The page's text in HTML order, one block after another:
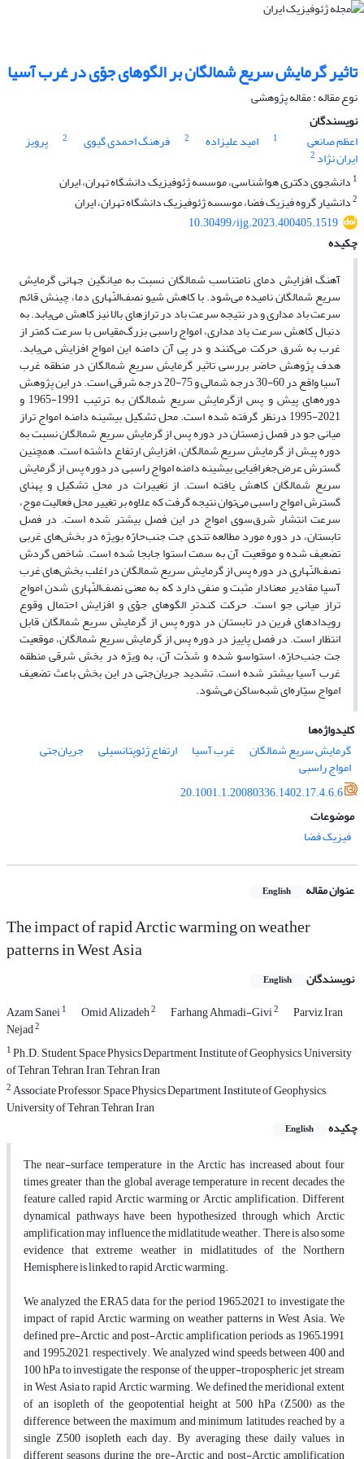
تاثیر گرمایش سریع شمالگان بر الگوهای جوّی در غرب آسیا
نوع مقاله : مقاله پژوهشی‌
نویسندگان
اعظم صانعی
1 امید علیزاده 2 فرهنگ احمدی گیوی 2 پرویز
ایران نژاد 2
1 دانشجوی دکتری هواشناسی، موسسه ژئوفیزیک دانشگاه تهران، ایران
2دانشیار گروه فیزیک فضا، موسسه ژئوفیزیک دانشگاه تهران، ایران
10.30499/ijg.2023.400405.1519
چکیده
آهنگ افزایش دمای نامتناسب شمالگان نسبت به میانگین جهانی گرمایش
سریع شمالگان نامیده می‌شود. با کاهش‌ شیو نصف‌النّهاری‌ دما،‌ چینش قائم
سرعت‌ باد مداری و در نتیجه سرعت باد در ترازهای‌ بالا نیز کاهش‌ می‌یابد. به‌
دنبال کاهش‌ سرعت‌ باد مداری‌، امواج راسبی‌ بزرگ‌مقیاس با سرعت‌ کمتر از
غرب به‌ شرق حرکت‌ می‌کنند و در پی‌ آن دامنه‌ این امواج افزایش‌ می‌یابد.
هدف پژوهش حاضر بررسی تاثیر گرمایش سریع شمالگان در منطقه غرب
آسیا واقع در 60-30 درجه شمالی و 75-20 درجه شرقی است. در این پژوهش
دوره‌های پیش و پس ازگرمایش سریع شمالگان به ترتیب 1991-1965 و
2021-1995 درنظر گرفته شده است. محل تشکیل بیشینه دامنه امواج تراز
میانی جو در فصل زمستان در دوره پس از گرمایش سریع شمالگان نسبت به
دوره پیش از گرمایش سریع شمالگان، افزایشِ ارتفاع داشته است. همچنین
گسترش عرض‌جغرافیایی بیشینه دامنه امواج راسبی در دوره پس از گرمایش
سریع شمالگان کاهش یافته است. از تغییرات در محلِ تشکیل و پهنای
گسترش امواج راسبی می‌توان نتیجه گرفت که علاوه بر تغییر محل فعالیت موج،
سرعت انتشار شرق‌سوی امواج در این فصل بیشتر شده است. در فصل
تابستان، در دوره مورد مطالعه تندی جت جنب‌حارّه بویژه در بخش‌های غربی
تضعیف شده و موقعیت آن به سمت استوا جابجا شده است. شاخص گردش
نصف‌النّهاری در دوره پس از گرمایش سریع شمالگان در اغلب بخش‌های غرب
آسیا مقادیر معنادار مثبت و منفی دارد که به معنی نصف‌النّهاری شدن امواج
تراز میانی جو است. حرکت کند‌ترِ الگوهای جوّی و افزایش احتمال وقوع
رویدادهای فرین در تابستان در دوره پس از گرمایش سریع شمالگان قابل
انتظار است. در فصل پاییز در دوره پس از گرمایش سریع شمالگان، موقعیت
جت جنب‌حارّه، استواسو شده و شدّت آن، به ویژه در بخش شرقی منطقه
غرب آسیا بیشتر شده است. تشدید جریان‌جتی در این بخش باعث تضعیف
امواج سیّا‌ره‌ای شبه‌ساکن می‌شود.
کلیدواژه‌ها
گرمایش سریع شمالگان
غرب آسیا ارتفاع ژئوپتانسیلی جریان‌جتی
امواج راسبی
20.1001.1.20080336.1402.17.4.6.6
موضوعات
فیزیک فضا
عنوان مقاله English
The impact of rapid Arctic warming on weather
patterns in West Asia
نویسندگان English
Azam Sanei1 Omid Alizadeh2 Farhang Ahmadi-Givi2 Parviz Iran
Nejad2
1Ph.D. Student, Space Physics Department, Institute of Geophysics, University
of Tehran, Tehran, Iran, Tehran, Iran
2Associate Professor, Space Physics Department, Institute of Geophysics,
University of Tehran, Tehran, Iran
چکیده
English
The near-surface temperature in the Arctic has increased about four
times greater than the global average temperature in recent decades, the
feature called rapid Arctic warming or Arctic amplification. Different
dynamical pathways have been hypothesized through which Arctic
amplification may influence the midlatitude weather. There is also some
evidence that extreme weather in midlatitudes of the Northern
Hemisphere is linked to rapid Arctic warming.
We analyzed the ERA5 data for the period 1965–2021 to investigate the
impact of rapid Arctic warming on weather patterns in West Asia. We
defined pre-Arctic and post-Arctic amplification periods as 1965–1991
and 1995–2021, respectively. We analyzed wind speeds between 400 and
100 hPa to investigate the response of the upper-tropospheric jet stream
in West Asia to rapid Arctic warming. We defined the meridional extent
of an isopleth of the geopotential height at 500 hPa (Z500) as the
difference between the maximum and minimum latitudes reached by a
single Z500 isopleth each day. By averaging these daily values in